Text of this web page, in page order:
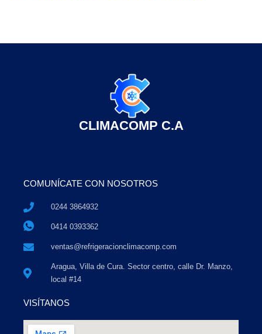
CLIMACOMP C.A
COMUNÍCATE CON NOSOTROS
0244 3864932
0414 0393362
ventas@refrigeracionclimacomp.com
Aragua, Villa de Cura. Sector centro, calle Dr. Manzo,
local #14
VISÍTANOS